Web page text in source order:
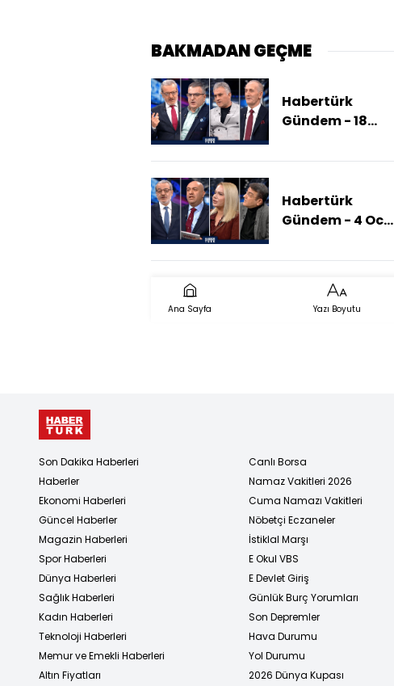
BAKMADAN GEÇME
Habertürk
Gündem - 18
SDG Arasındaki
Hangi Açıdan
Ayrışıyor?)
Habertürk
Gündem - 4 Ocak
Listesinde
Ana Sayfa Yazı Boyutu
Son Dakika Haberleri
Haberler
Ekonomi Haberleri
Güncel Haberler
Magazin Haberleri
Spor Haberleri
Dünya Haberleri
Sağlık Haberleri
Kadın Haberleri
Teknoloji Haberleri
Memur ve Emekli Haberleri
Altın Fiyatları
Canlı Borsa
Namaz Vakitleri 2026
Cuma Namazı Vakitleri
Nöbetçi Eczaneler
İstiklal Marşı
E Okul VBS
E Devlet Giriş
Günlük Burç Yorumları
Son Depremler
Hava Durumu
Yol Durumu
2026 Dünya Kupası